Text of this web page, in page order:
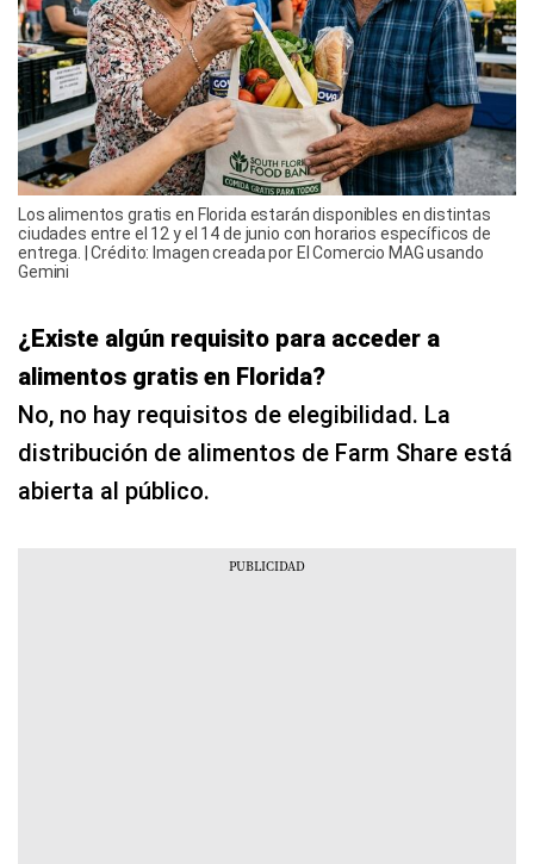
Los alimentos gratis en Florida estarán disponibles en distintas
ciudades entre el 12 y el 14 de junio con horarios específicos de
entrega. | Crédito: Imagen creada por El Comercio MAG usando
Gemini
¿Existe algún requisito para acceder a
alimentos gratis en Florida?
No, no hay requisitos de elegibilidad. La
distribución de alimentos de Farm Share está
abierta al público.